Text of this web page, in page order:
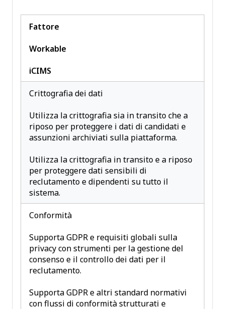
Fattore
Workable
iCIMS
Crittografia dei dati
Utilizza la crittografia sia in transito che a
riposo per proteggere i dati di candidati e
assunzioni archiviati sulla piattaforma.
Utilizza la crittografia in transito e a riposo
per proteggere dati sensibili di
reclutamento e dipendenti su tutto il
sistema.
Conformità
Supporta GDPR e requisiti globali sulla
privacy con strumenti per la gestione del
consenso e il controllo dei dati per il
reclutamento.
Supporta GDPR e altri standard normativi
con flussi di conformità strutturati e